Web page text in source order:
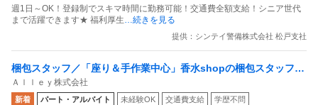
週1日～OK！登録制でスキマ時間に勤務可能！交通費全額支給！シニア世代
まで活躍できます★ 福利厚生…続きを見る
提供：シンテイ警備株式会社 松戸支社
梱包スタッフ／「座り＆手作業中心」香水shopの梱包スタッフ
副業OK 週1日からOK 1日1時間からOK
Ａｌｌｅｙ株式会社
新着 パート・アルバイト 未経験OK 交通費支給 学歴不問